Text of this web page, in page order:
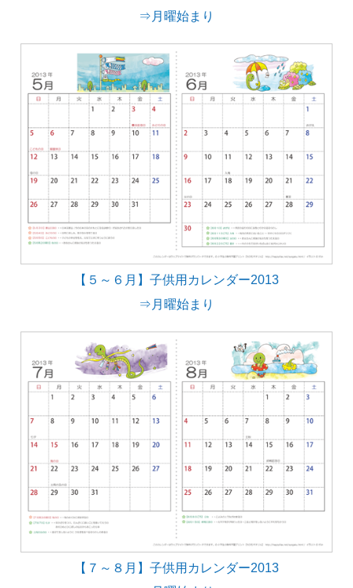
⇒月曜始まり
【５～６月】子供用カレンダー2013
⇒月曜始まり
【７～８月】子供用カレンダー2013